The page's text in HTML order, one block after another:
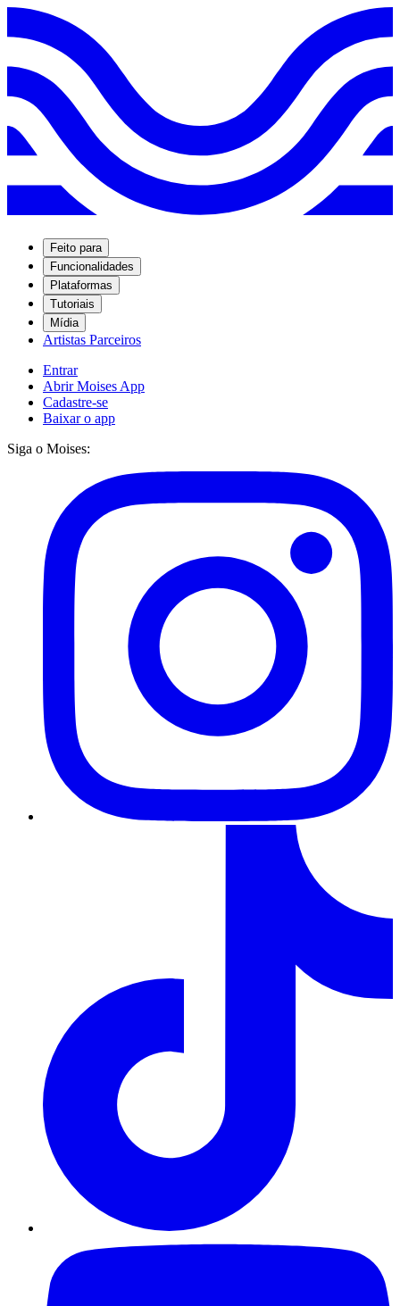
Feito para
Funcionalidades
Plataformas
Tutoriais
Mídia
Artistas Parceiros
Entrar
Abrir Moises App
Cadastre-se
Baixar o app
Siga o Moises: